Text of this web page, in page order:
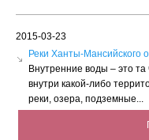
2015-03-23
Реки Ханты-Мансийского
Внутренние воды – это
внутри какой-либо
реки, озера, подземные...